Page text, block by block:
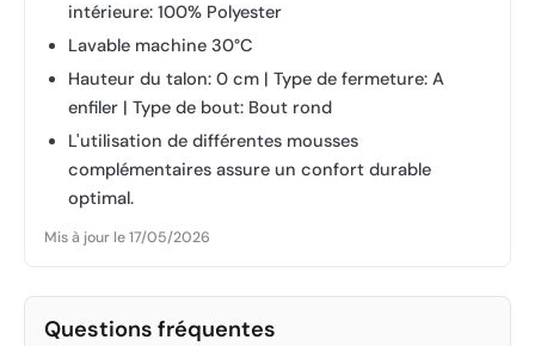
intérieure: 100% Polyester
Lavable machine 30°C
Hauteur du talon: 0 cm | Type de fermeture: A
enfiler | Type de bout: Bout rond
L'utilisation de différentes mousses
complémentaires assure un confort durable
optimal.
Mis à jour le 17/05/2026
Questions fréquentes